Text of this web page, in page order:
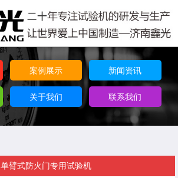
案例展示 新闻资讯
关于我们 联系我们
单臂式防火门专用试验机